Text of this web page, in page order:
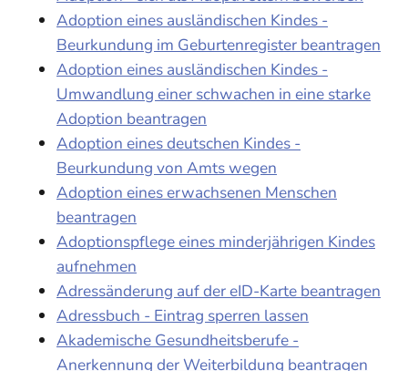
Adoption eines ausländischen Kindes -
Beurkundung im Geburtenregister beantragen
Adoption eines ausländischen Kindes -
Umwandlung einer schwachen in eine starke
Adoption beantragen
Adoption eines deutschen Kindes -
Beurkundung von Amts wegen
Adoption eines erwachsenen Menschen
beantragen
Adoptionspflege eines minderjährigen Kindes
aufnehmen
Adressänderung auf der eID-Karte beantragen
Adressbuch - Eintrag sperren lassen
Akademische Gesundheitsberufe -
Anerkennung der Weiterbildung beantragen